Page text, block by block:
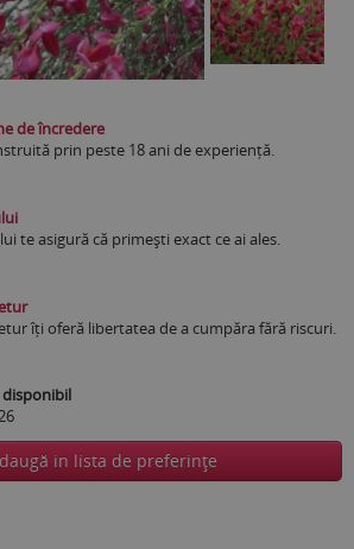
de încredere
prin peste 18 ani de experiență.
te asigură că primești exact ce ai ales.
îți oferă libertatea de a cumpăra fără riscuri.
in lista de preferinţe